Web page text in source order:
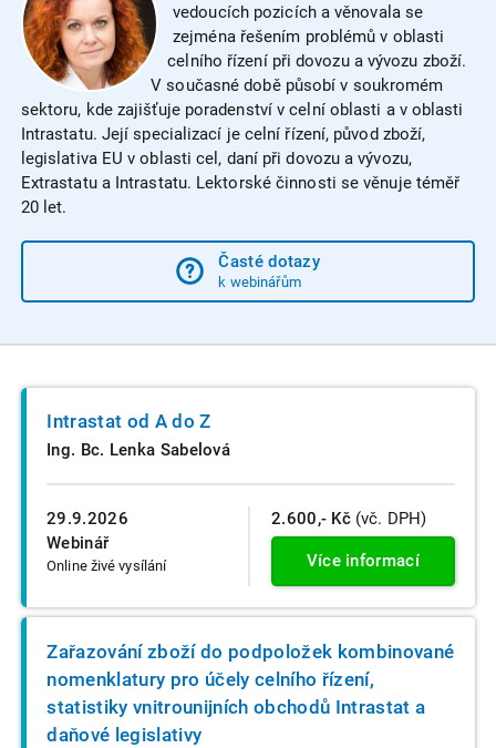
vedoucích pozicích a věnovala se
zejména řešením problémů v oblasti
celního řízení při dovozu a vývozu zboží.
V současné době působí v soukromém
sektoru, kde zajišťuje poradenství v celní oblasti a v oblasti
Intrastatu. Její specializací je celní řízení, původ zboží,
legislativa EU v oblasti cel, daní při dovozu a vývozu,
Extrastatu a Intrastatu. Lektorské činnosti se věnuje téměř
20 let.
Časté dotazy
k webinářům
29.9.2026
Webinář
Online živé vysílání
Intrastat od A do Z
Ing. Bc. Lenka Sabelová
2.600,- Kč (vč. DPH)
Více informací
Zařazování zboží do podpoložek kombinované
nomenklatury pro účely celního řízení,
statistiky vnitrounijních obchodů Intrastat a
daňové legislativy